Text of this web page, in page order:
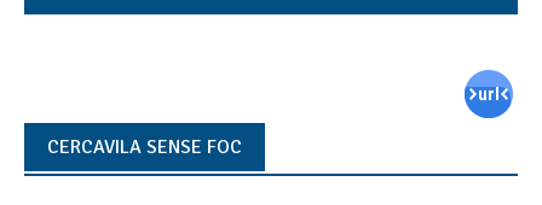
CERCAVILA SENSE FOC